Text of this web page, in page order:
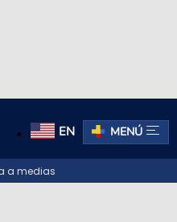
EN MENÚ
a medias